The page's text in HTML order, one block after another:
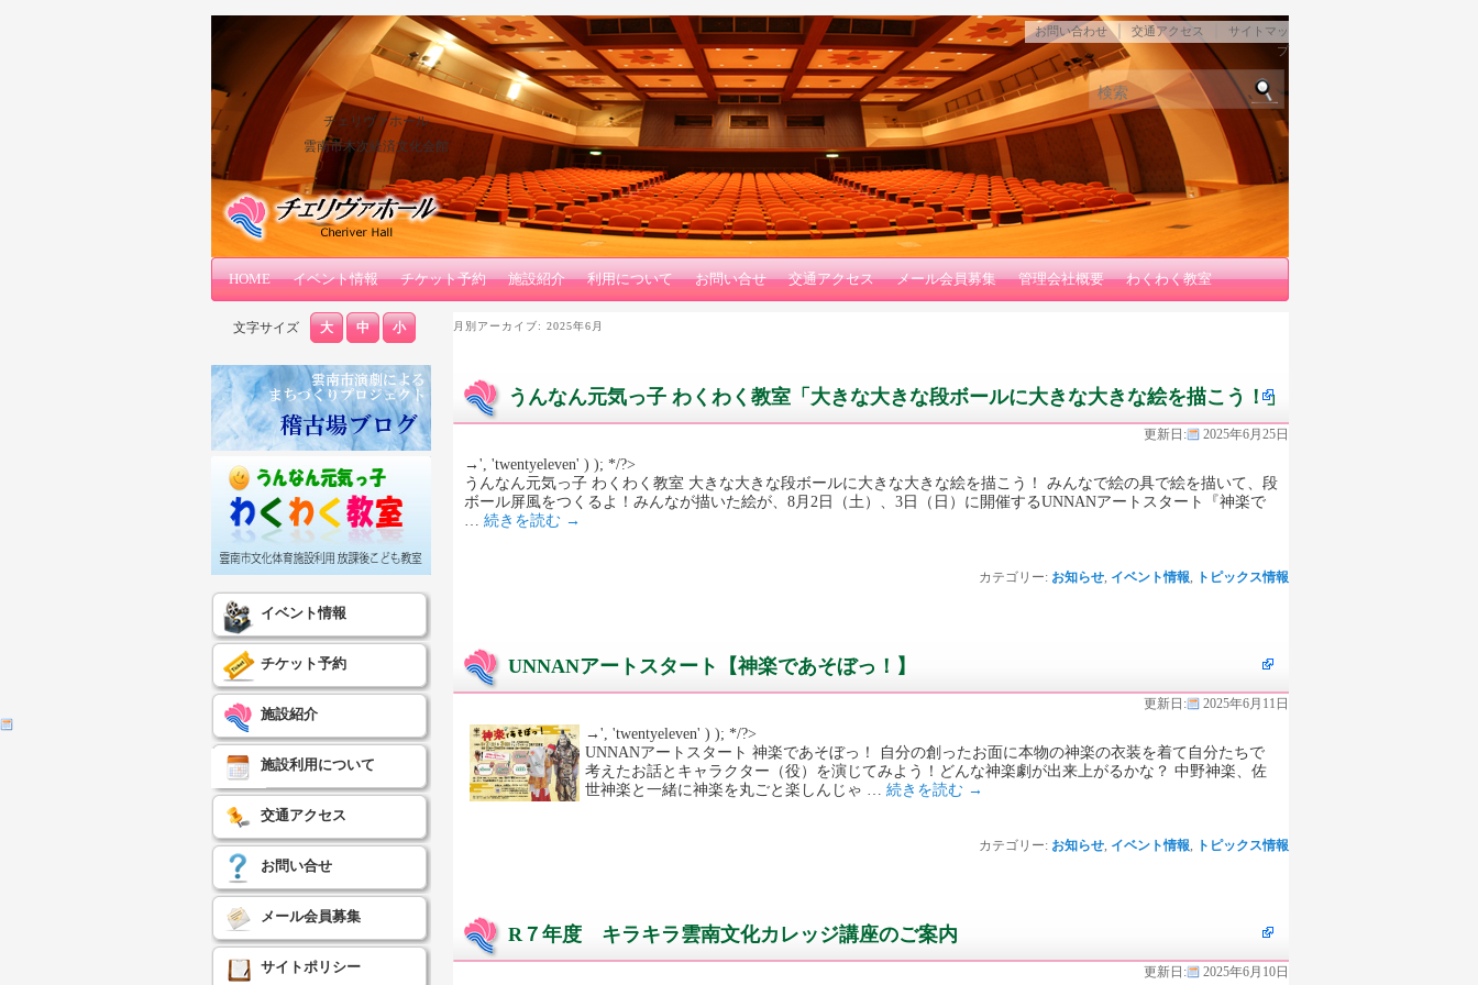
チェリヴァホール
雲南市木次経済文化会館
お問い合わせ｜ 交通アクセス
サイトマッ
プ
検索
メインメニュー
メインコンテンツへ移動
サブコンテンツへ移動
HOME イベント情報 チケット予約 施設紹介 利用について お問い合せ 交通アクセス メール会員募集 管理会社概要 わくわく教室
月別アーカイブ: 2025年6月
うんなん元気っ子 わくわく教室「大きな大きな段ボールに大きな大きな絵を描こう！」
更新日: 2025年6月25日
→', 'twentyeleven' ) ); */?>
うんなん元気っ子 わくわく教室 大きな大きな段ボールに大きな大きな絵を描こう！ みんなで絵の具で絵を描いて、段
ボール屏風をつくるよ！みんなが描いた絵が、8月2日（土）、3日（日）に開催するUNNANアートスタート『神楽で
… 続きを読む →
カテゴリー: お知らせ イベント情報 トピックス情報
UNNANアートスタート【神楽であそぼっ！】
更新日: 2025年6月11日
→', 'twentyeleven' ) ); */?>
UNNANアートスタート 神楽であそぼっ！ 自分の創ったお面に本物の神楽の衣装を着て自分たちで
考えたお話とキャラクター（役）を演じてみよう！どんな神楽劇が出来上がるかな？ 中野神楽、佐
世神楽と一緒に神楽を丸ごと楽しんじゃ … 続きを読む →
カテゴリー: お知らせ, イベント情報, トピックス情報
R７年度 キラキラ雲南文化カレッジ講座のご案内
更新日: 2025年6月10日
文字サイズ 大 中 小
イベント情報
チケット予約
施設紹介
施設利用について
交通アクセス
お問い合せ
メール会員募集
サイトポリシー